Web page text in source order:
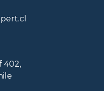
402,